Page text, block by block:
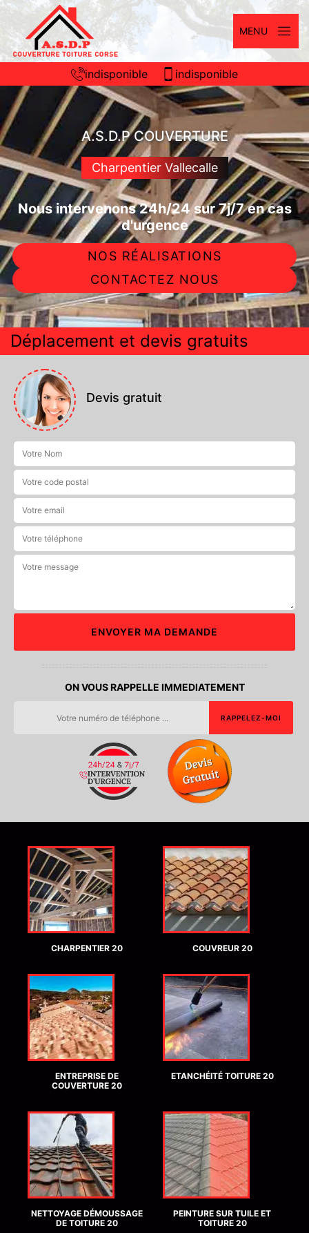
MENU
indisponible indisponible
A.S.D.P COUVERTURE
Charpentier Vallecalle
Nous intervenons 24h/24 sur 7j/7 en cas
d'urgence
NOS RÉALISATIONS
CONTACTEZ NOUS
Déplacement et devis gratuits
Devis gratuit
ON VOUS RAPPELLE IMMEDIATEMENT
CHARPENTIER 20 COUVREUR 20
ENTREPRISE DE
COUVERTURE 20
ETANCHÉITÉ TOITURE 20
NETTOYAGE DÉMOUSSAGE
DE TOITURE 20
PEINTURE SUR TUILE ET
TOITURE 20